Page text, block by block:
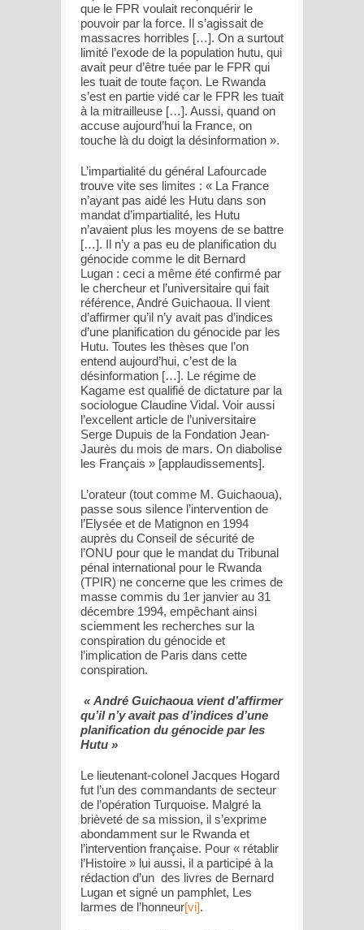
que le FPR voulait reconquérir le
pouvoir par la force. Il s’agissait de
massacres horribles […]. On a surtout
limité l’exode de la population hutu, qui
avait peur d’être tuée par le FPR qui
les tuait de toute façon. Le Rwanda
s’est en partie vidé car le FPR les tuait
à la mitrailleuse […]. Aussi, quand on
accuse aujourd’hui la France, on
touche là du doigt la désinformation ».
L’impartialité du général Lafourcade
trouve vite ses limites : « La France
n’ayant pas aidé les Hutu dans son
mandat d’impartialité, les Hutu
n’avaient plus les moyens de se battre
[…]. Il n’y a pas eu de planification du
génocide comme le dit Bernard
Lugan : ceci a même été confirmé par
le chercheur et l’universitaire qui fait
référence, André Guichaoua. Il vient
d’affirmer qu’il n’y avait pas d’indices
d’une planification du génocide par les
Hutu. Toutes les thèses que l’on
entend aujourd’hui, c’est de la
désinformation […]. Le régime de
Kagame est qualifié de dictature par la
sociologue Claudine Vidal. Voir aussi
l’excellent article de l’universitaire
Serge Dupuis de la Fondation Jean-
Jaurès du mois de mars. On diabolise
les Français » [applaudissements].
L’orateur (tout comme M. Guichaoua),
passe sous silence l’intervention de
l’Elysée et de Matignon en 1994
auprès du Conseil de sécurité de
l’ONU pour que le mandat du Tribunal
pénal international pour le Rwanda
(TPIR) ne concerne que les crimes de
masse commis du 1er janvier au 31
décembre 1994, empêchant ainsi
sciemment les recherches sur la
conspiration du génocide et
l’implication de Paris dans cette
conspiration.
« André Guichaoua vient d’affirmer
qu’il n’y avait pas d’indices d’une
planification du génocide par les
Hutu »
Le lieutenant-colonel Jacques Hogard
fut l’un des commandants de secteur
de l’opération Turquoise. Malgré la
brièveté de sa mission, il s’exprime
abondamment sur le Rwanda et
l’intervention française. Pour « rétablir
l’Histoire » lui aussi, il a participé à la
rédaction d’un des livres de Bernard
Lugan et signé un pamphlet, Les
larmes de l’honneur[vi].